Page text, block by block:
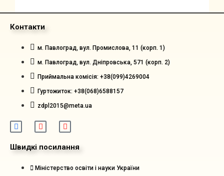
Контакти
м. Павлоград, вул. Промислова, 11 (корп. 1)
м. Павлоград, вул. Дніпровська, 571 (корп. 2)
Приймальна комісія: +38(099)4269004
Гуртожиток: +38(068)6588157
zdpl2015@meta.ua
Швидкі посилання
Міністерство освіти і науки України